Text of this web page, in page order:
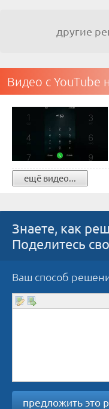
другие
Видео с YouTube
ещё видео...
Знаете, как
Поделитесь
Ваш способ
предложить это